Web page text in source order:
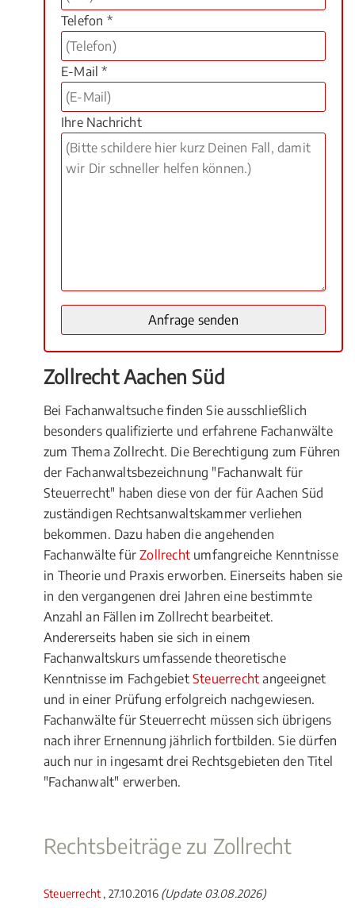
Telefon *
E-Mail *
Ihre Nachricht
Zollrecht Aachen Süd
Bei Fachanwaltsuche finden Sie ausschließlich
besonders qualifizierte und erfahrene Fachanwälte
zum Thema Zollrecht. Die Berechtigung zum Führen
der Fachanwaltsbezeichnung "Fachanwalt für
Steuerrecht" haben diese von der für Aachen Süd
zuständigen Rechtsanwaltskammer verliehen
bekommen. Dazu haben die angehenden
Fachanwälte fürZollrecht umfangreiche Kenntnisse
in Theorie und Praxis erworben. Einerseits haben sie
in den vergangenen drei Jahren eine bestimmte
Anzahl an Fällen im Zollrecht bearbeitet.
Andererseits haben sie sich in einem
Fachanwaltskurs umfassende theoretische
Kenntnisse im Fachgebiet Steuerrecht angeeignet
und in einer Prüfung erfolgreich nachgewiesen.
Fachanwälte für Steuerrecht müssen sich übrigens
nach ihrer Ernennung jährlich fortbilden. Sie dürfen
auch nur in ingesamt drei Rechtsgebieten den Titel
"Fachanwalt" erwerben.
Rechtsbeiträge zu Zollrecht
Steuerrecht , 27.10.2016 (Update 03.08.2026)